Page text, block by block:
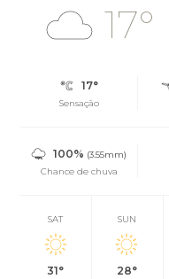
17°
17°
Sensação
100% (3.55mm)
Chance de chuva
SAT
31°
SUN
28°